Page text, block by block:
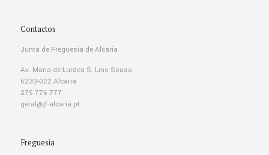
Contactos
Junta de Freguesia de Alcaria
Av. Maria de Lurdes S. Lino Sousa
6230-022 Alcaria
275 776 777
geral@jf-alcaria.pt
Freguesia